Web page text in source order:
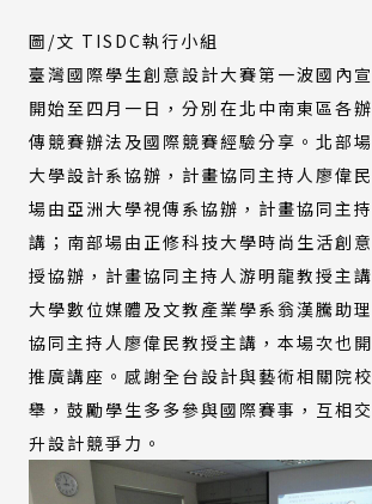
圖/文 TISDC執行小組
臺灣國際學生創意設計大賽第一波國內
開始至四月一日，分別在北中南東區各
傳競賽辦法及國際競賽經驗分享。北部
大學設計系協辦，計畫協同主持人廖偉
場由亞洲大學視傳系協辦，計畫協同主
講；南部場由正修科技大學時尚生活創
授協辦，計畫協同主持人游明龍教授主
大學數位媒體及文教產業學系翁漢騰助理
協同主持人廖偉民教授主講，本場次也
推廣講座。 感謝全台設計與藝術相關院
舉，鼓勵學生多多參與國際賽事，互相
升設計競爭力。